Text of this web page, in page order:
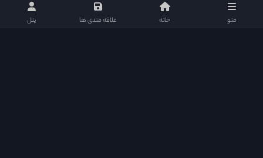
منو خانه علاقه مندی ها پنل